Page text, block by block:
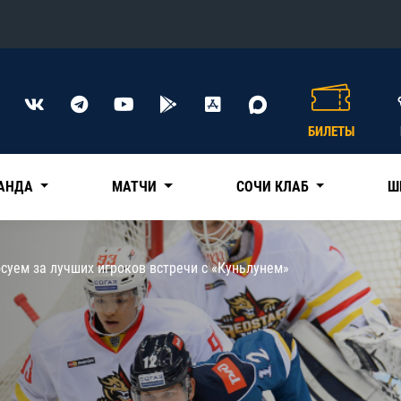
Конференция «Восток»
Нефтехимик
Трактор
Дивизион Чернышева
Авангард
Адмирал
КХЛ
БИЛЕТЫ
МАТЧИ СОЧИ КЛАБ
за лучших игроков встречи с «Куньлунем»